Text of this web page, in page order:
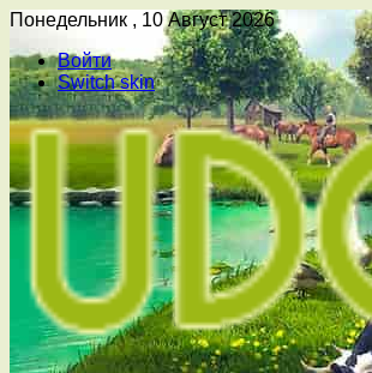
Понедельник , 10 Август 2026
Войти
Switch skin